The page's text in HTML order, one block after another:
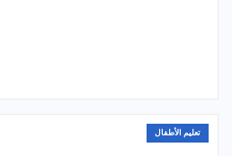
تعليم الأطفال